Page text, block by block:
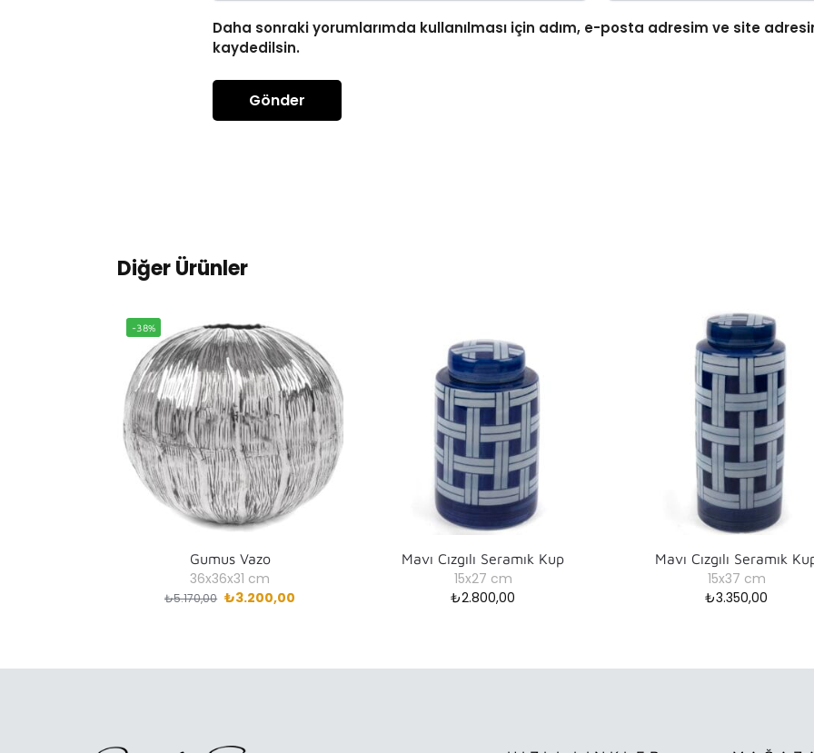
Daha sonraki yorumlarımda kullanılması için adım, e-posta adresim ve site
kaydedilsin.
Diğer Ürünler
-38%
Gumus Vazo
36x36x31 cm
₺5.170,00 ₺3.200,00
Mavı Cızgılı Seramık Kup
15x27 cm
₺2.800,00
Mavı Cızgılı Seramık
15x37 cm
₺3.350,00